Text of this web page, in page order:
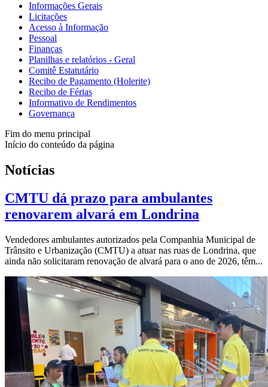
Informações Gerais
Licitações
Acesso à Informação
Pessoal
Finanças
Planilhas e relatórios - Geral
Comitê Estatutário
Recibo de Pagamento (Holerite)
Recibo de Férias
Informativo de Rendimentos
Governança
Fim do menu principal
Início do conteúdo da página
Notícias
CMTU dá prazo para ambulantes
renovarem alvará em Londrina
Vendedores ambulantes autorizados pela Companhia Municipal de
Trânsito e Urbanização (CMTU) a atuar nas ruas de Londrina, que
ainda não solicitaram renovação de alvará para o ano de 2026, têm...